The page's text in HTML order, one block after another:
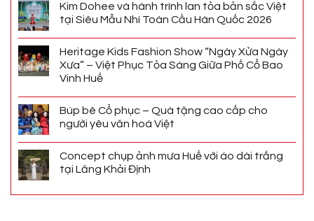
Kim Dohee và hành trình lan tỏa bản sắc Việt
tại Siêu Mẫu Nhí Toàn Cầu Hàn Quốc 2026
Heritage Kids Fashion Show “Ngày Xửa Ngày
Xưa” – Việt Phục Tỏa Sáng Giữa Phố Cổ Bao
Vinh Huế
Búp bê Cổ phục – Quà tặng cao cấp cho
người yêu văn hoá Việt
Concept chụp ảnh mưa Huế với áo dài trắng
tại Lăng Khải Định